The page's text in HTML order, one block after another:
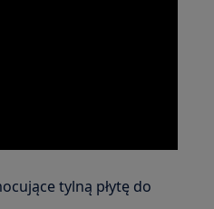
tylną płytę do